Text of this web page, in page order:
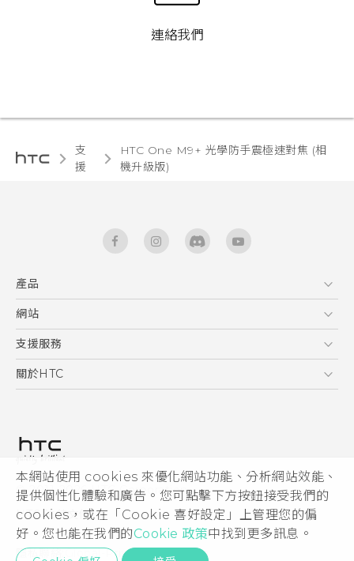
本網站使用 cookies 來優化網站功能、分析網站效能、
提供個性化體驗和廣告。您可點擊下方按鈕接受我們的
cookies，或在「Cookie 喜好設定」上管理您的偏
好。您也能在我們的Cookie 政策中找到更多訊息。
連絡我們
支
援
HTC One M9+ 光學防手震極速對焦 (相
機升級版)‎
產品
5G
智能手機
區塊鍊手機
網站
HTC Dev
HTC Research
支援服務
服務中心
關於HTC
私隱政策
產品安全
加入HTC
Security and Privacy Whitepaper
© 2011-2026 HTC Corporation
HTC 法律文件
隱私聯絡:Global-Privacy@htc.com